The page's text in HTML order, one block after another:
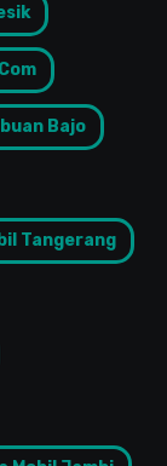
Bajo
Tangerang